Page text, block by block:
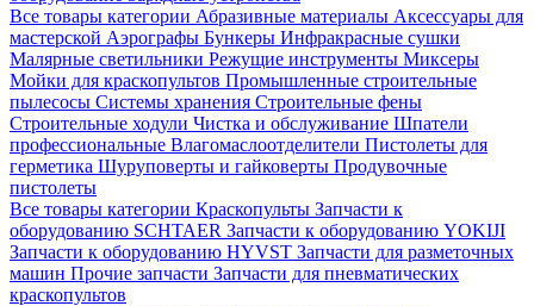
Все товары категории Абразивные материалы Аксессуары для
мастерской Аэрографы Бункеры Инфракрасные сушки
Малярные светильники Режущие инструменты Миксеры
Мойки для краскопультов Промышленные строительные
пылесосы Системы хранения Строительные фены
Строительные ходули Чистка и обслуживание Шпатели
профессиональные Влагомаслоотделители Пистолеты для
герметика Шуруповерты и гайковерты Продувочные
пистолеты
Все товары категории Краскопульты Запчасти к
оборудованию SCHTAER Запчасти к оборудованию YOKIJI
Запчасти к оборудованию HYVST Запчасти для разметочных
машин Прочие запчасти Запчасти для пневматических
краскопультов